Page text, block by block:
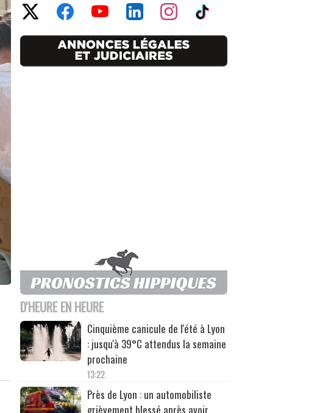
D'HEURE EN HEURE
Cinquième canicule de l'été à Lyon
: jusqu'à 39°C attendus la semaine
prochaine
13:22
Près de Lyon : un automobiliste
grièvement blessé après avoir